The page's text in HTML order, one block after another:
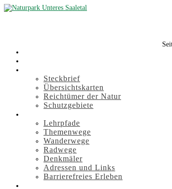
Steckbrief
Übersichtskarten
Reichtümer der Natur
Schutzgebiete
Lehrpfade
Themenwege
Wanderwege
Radwege
Denkmäler
Adressen und Links
Barrierefreies Erleben